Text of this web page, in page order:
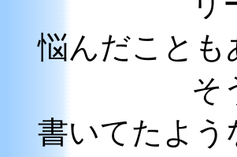
悩んだことも
そういう
書いてたよう